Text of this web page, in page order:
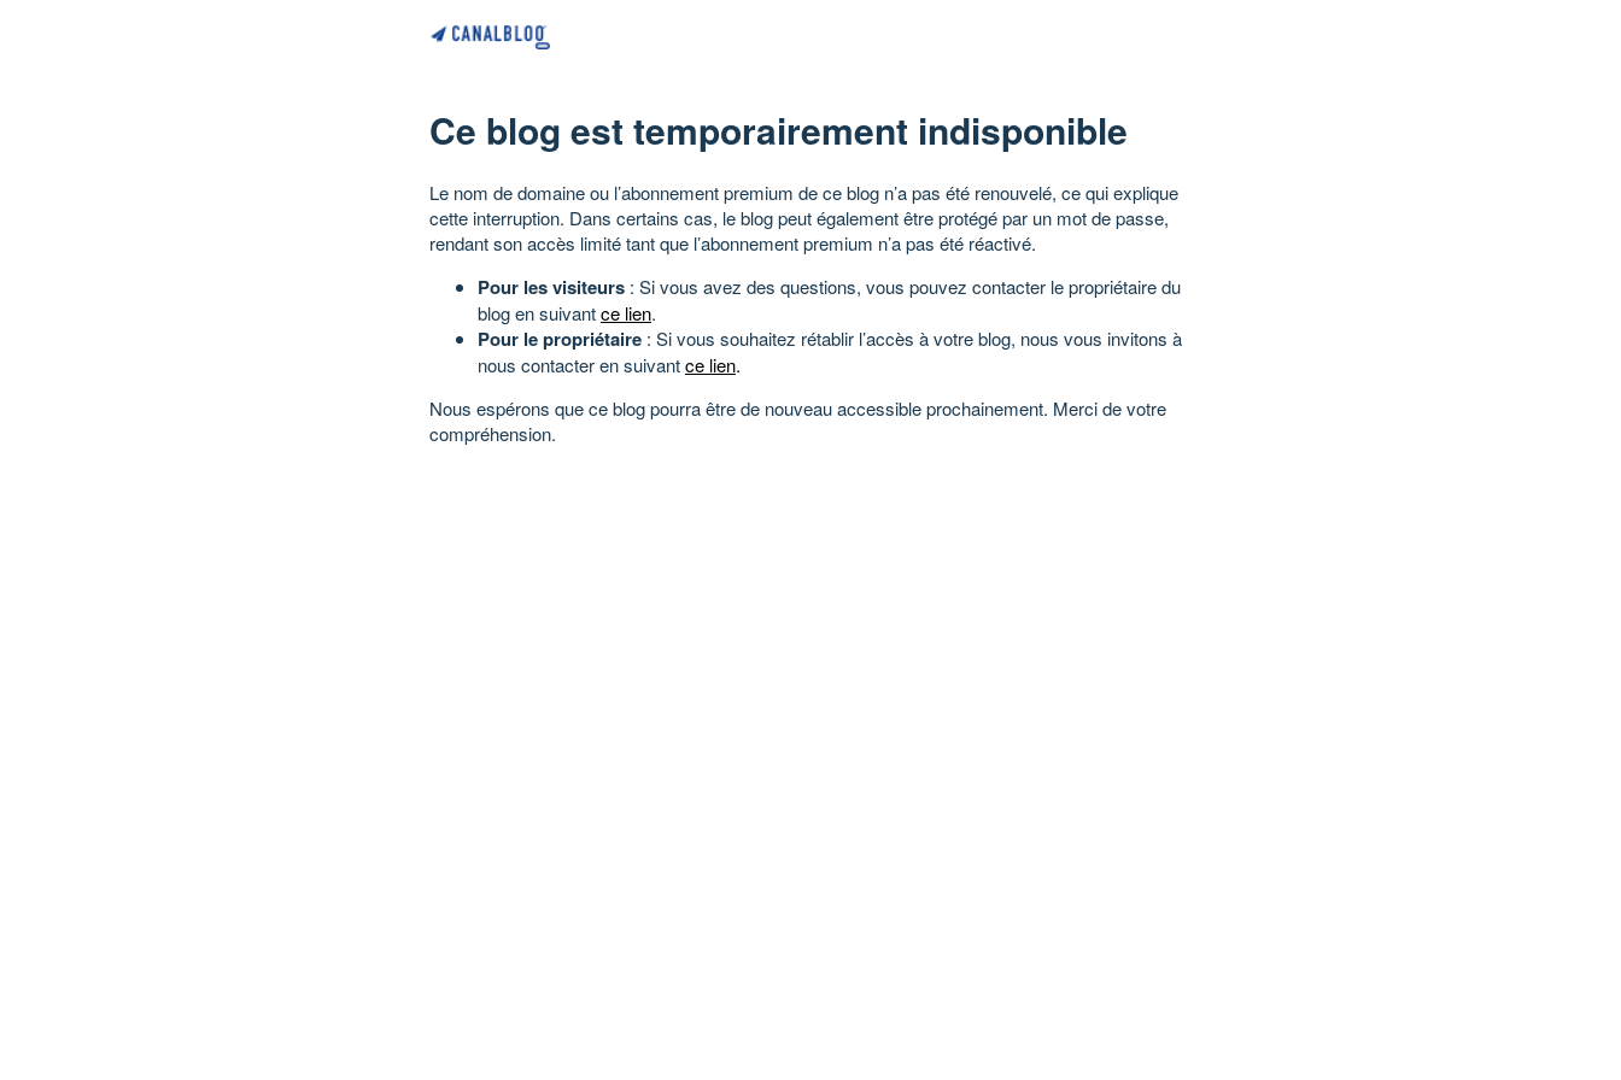
Ce blog est temporairement indisponible
Le nom de domaine ou l’abonnement premium de ce blog n’a pas été renouvelé, ce qui explique
cette interruption. Dans certains cas, le blog peut également être protégé par un mot de passe,
rendant son accès limité tant que l’abonnement premium n’a pas été réactivé.
Pour les visiteurs : Si vous avez des questions, vous pouvez contacter le propriétaire du
blog en suivantce lien.
Pour le propriétaire : Si vous souhaitez rétablir l’accès à votre blog, nous vous invitons à
nous contacter en suivantce lien.
Nous espérons que ce blog pourra être de nouveau accessible prochainement. Merci de votre
compréhension.